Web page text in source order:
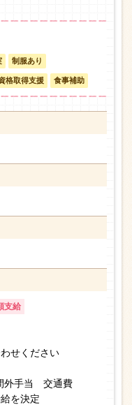
制服あり
格取得支援 食事補助
支給
せください
外手当 交通費
を決定